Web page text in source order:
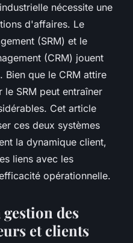
nécessite une
d'affaires. Le
(SRM) et le
(CRM) jouent
Bien que le CRM attire
le SRM peut entraîner
Cet article
ces deux systèmes
la dynamique client,
liens avec les
opérationnelle.
des
et clients